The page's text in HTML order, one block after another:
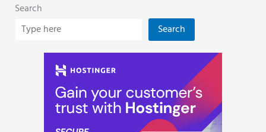
पर
पुलिस
Search
Search